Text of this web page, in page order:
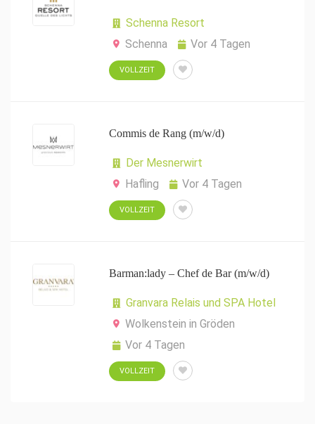
Schenna Resort
Schenna
Vor 4 Tagen
VOLLZEIT
Commis de Rang (m/w/d)
Der Mesnerwirt
Hafling
Vor 4 Tagen
VOLLZEIT
Barman:lady – Chef de Bar (m/w/d)
Granvara Relais und SPA Hotel
Wolkenstein in Gröden
Vor 4 Tagen
VOLLZEIT